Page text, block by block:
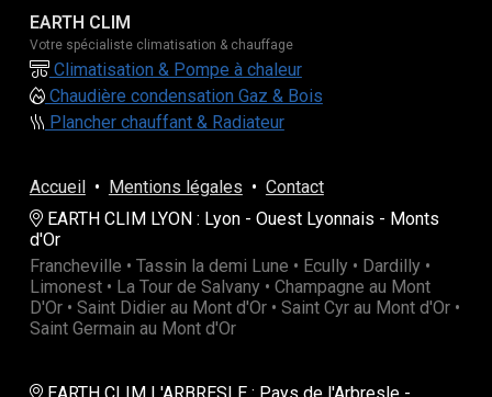
EARTH CLIM
Votre spécialiste climatisation & chauffage
Climatisation & Pompe à chaleur
Chaudière condensation Gaz & Bois
Plancher chauffant & Radiateur
Accueil• Mentions légales • Contact
EARTH CLIM LYON : Lyon - Ouest Lyonnais - Monts
d'Or
Francheville • Tassin la demi Lune • Ecully • Dardilly •
Limonest • La Tour de Salvany • Champagne au Mont
D'Or • Saint Didier au Mont d'Or • Saint Cyr au Mont d'Or •
Saint Germain au Mont d'Or